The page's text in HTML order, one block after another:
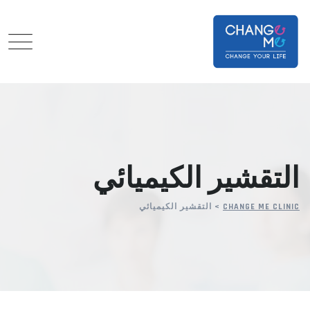
content
التقشير الكيميائي
CHANGE ME CLINIC
> التقشير الكيميائي